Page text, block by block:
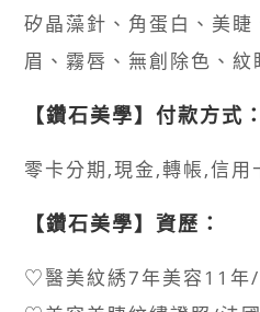
矽晶藻針、角蛋白、美
眉、霧唇、無創除色、紋
【鑽石美學】付款方式：
零卡分期,現金,轉帳,信用
【鑽石美學】資歷：
♡醫美紋綉7年美容11年/